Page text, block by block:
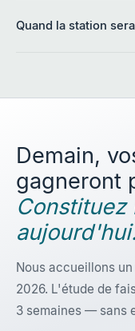
Quand la station
Demain,
gagneront
Constituez
aujourd'hui.
Nous accueillons
2026. L'étude de
3 semaines — sans